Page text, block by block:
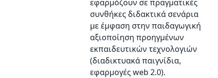
εφαρμόζουν σε πραγματικές
συνθήκες διδακτικά σενάρια
με έμφαση στην παιδαγωγική
αξιοποίηση προηγμένων
εκπαιδευτικών τεχνολογιών
(διαδικτυακά παιγνίδια,
εφαρμογές web 2.0).